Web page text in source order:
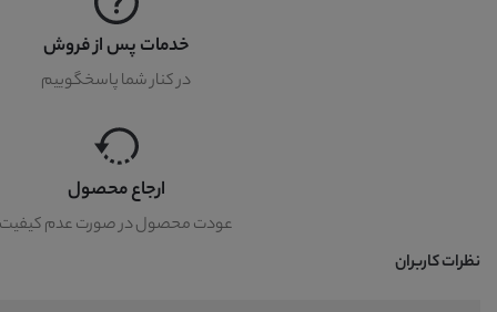
خدمات پس از فروش
در کنار شما پاسخگوییم
ارجاع محصول
عودت محصول در صورت عدم کیفیت
نظرات کاربران